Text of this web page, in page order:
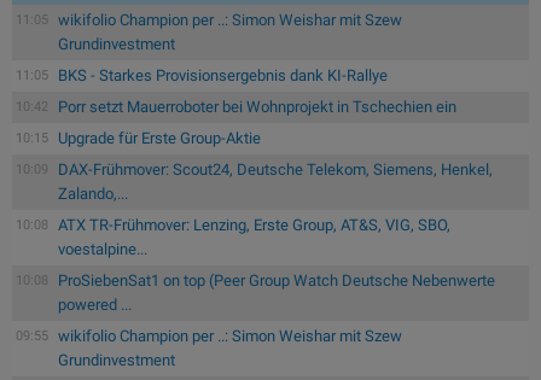
11:05
wikifolio Champion per ..: Simon Weishar mit Szew
Grundinvestment
11:05 BKS - Starkes Provisionsergebnis dank KI-Rallye
10:42 Porr setzt Mauerroboter bei Wohnprojekt in Tschechien ein
10:15 Upgrade für Erste Group-Aktie
10:09
DAX-Frühmover: Scout24, Deutsche Telekom, Siemens, Henkel,
Zalando,...
10:08
ATX TR-Frühmover: Lenzing, Erste Group, AT&S, VIG, SBO,
voestalpine...
10:08
ProSiebenSat1 on top (Peer Group Watch Deutsche Nebenwerte
powered ...
09:55
wikifolio Champion per ..: Simon Weishar mit Szew
Grundinvestment